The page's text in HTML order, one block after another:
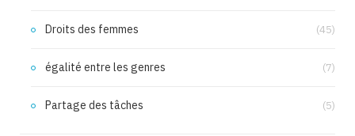
Droits des femmes (45)
égalité entre les genres (7)
Partage des tâches (5)